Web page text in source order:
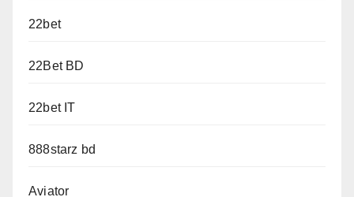
22bet
22Bet BD
22bet IT
888starz bd
Aviator